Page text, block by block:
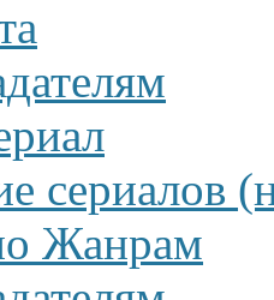
сериалов
Жанрам